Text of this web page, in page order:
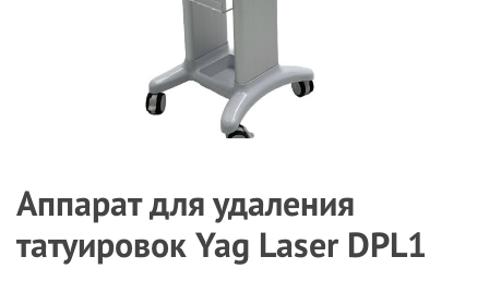
Аппарат для удаления
татуировок Yag Laser DPL1